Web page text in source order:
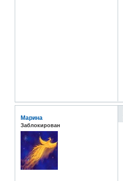
Марина
Заблокирован